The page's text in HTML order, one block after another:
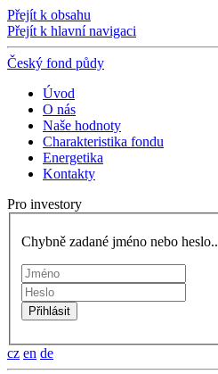
Přejít k obsahu
Přejít k hlavní navigaci
Český fond půdy
Úvod
O nás
Naše hodnoty
Charakteristika fondu
Energetika
Kontakty
Pro investory
Chybně zadané jméno nebo heslo..
cz en de